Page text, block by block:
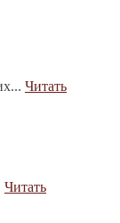
Читать
Читать